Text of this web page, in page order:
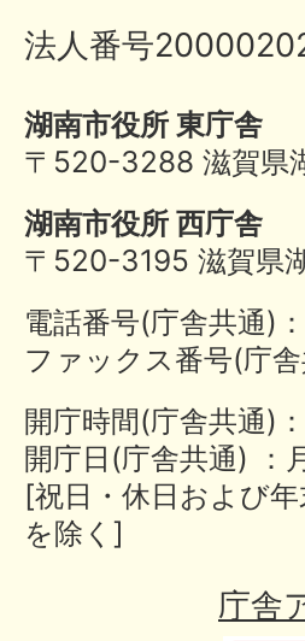
法人番号
湖南市役所 東庁舎
〒520-3288 滋賀県
湖南市役所 西庁舎
〒520-3195 滋賀県
電話番号(庁舎共通
ファックス番号(庁
開庁時間(庁舎共通)
開庁日(庁舎共通) ：
[祝日・休日および
を除く]
庁舎